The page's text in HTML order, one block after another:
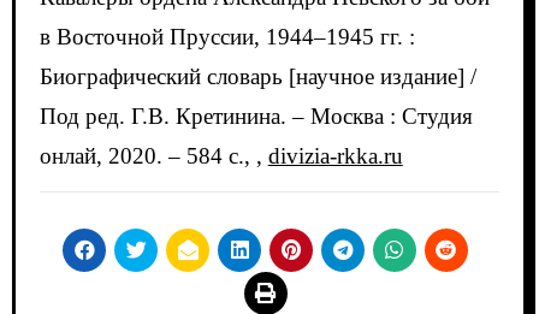
в Восточной Пруссии, 1944–1945 гг. :
Биографический словарь [научное издание] /
Под ред. Г.В. Кретинина. – Москва : Студия
онлай, 2020. – 584 c., , divizia-rkka.ru